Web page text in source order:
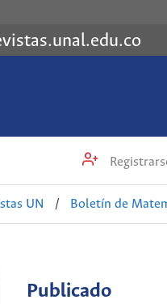
UN / Boletín de
Publicado